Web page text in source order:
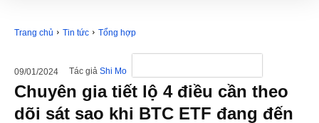
Trang chủ Tin tức Tổng hợp
09/01/2024 Tác giả Shi Mo
Chuyên gia tiết lộ 4 điều cần theo
dõi sát sao khi BTC ETF đang đến